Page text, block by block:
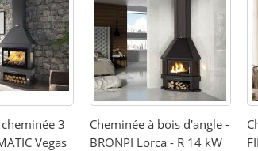
3
Vegas
Cheminée à bois d'angle -
BRONPI Lorca - R 14 kW